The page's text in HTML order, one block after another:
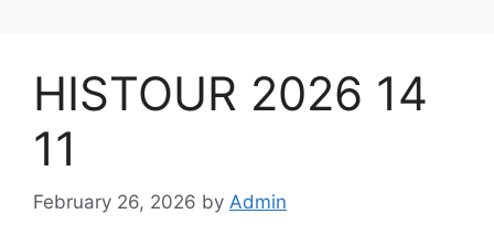
HISTOUR 2026 14
11
February 26, 2026 by Admin